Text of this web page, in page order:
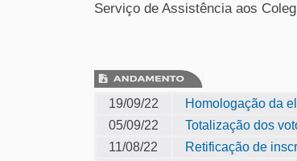
Serviço de Assistência aos
19/09/22
Homologação da
05/09/22
Totalização dos
11/08/22
Retificação de